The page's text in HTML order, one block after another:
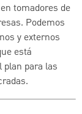
tomadores de
Podemos
y externos
está
plan para las